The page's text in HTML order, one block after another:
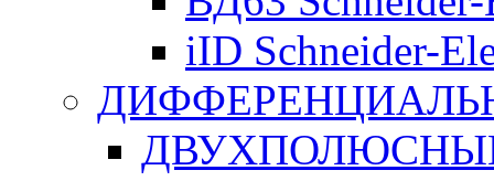
iID Schneider-